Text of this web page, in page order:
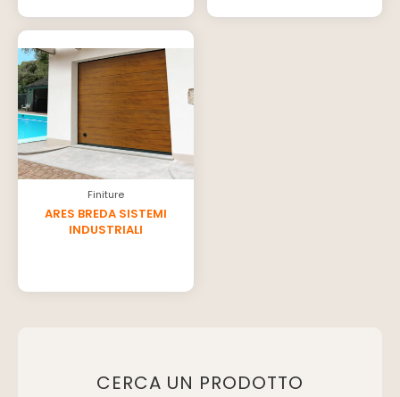
Finiture
ARES BREDA SISTEMI
INDUSTRIALI
CERCA UN PRODOTTO